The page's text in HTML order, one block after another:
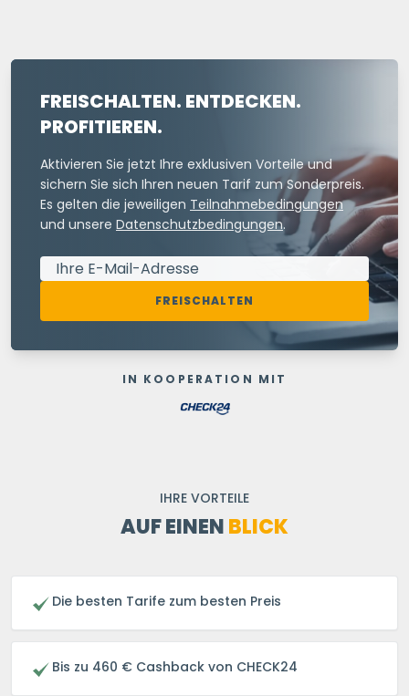
FREISCHALTEN. ENTDECKEN.
PROFITIEREN.
Aktivieren Sie jetzt Ihre exklusiven Vorteile und
sichern Sie sich Ihren neuen Tarif zum Sonderpreis.
Es gelten die jeweiligen Teilnahmebedingungen
und unsere Datenschutzbedingungen.
FREISCHALTEN
IN KOOPERATION MIT
IHRE VORTEILE
AUF EINENBLICK
Die besten Tarife zum besten Preis
Bis zu 460 € Cashback von CHECK24